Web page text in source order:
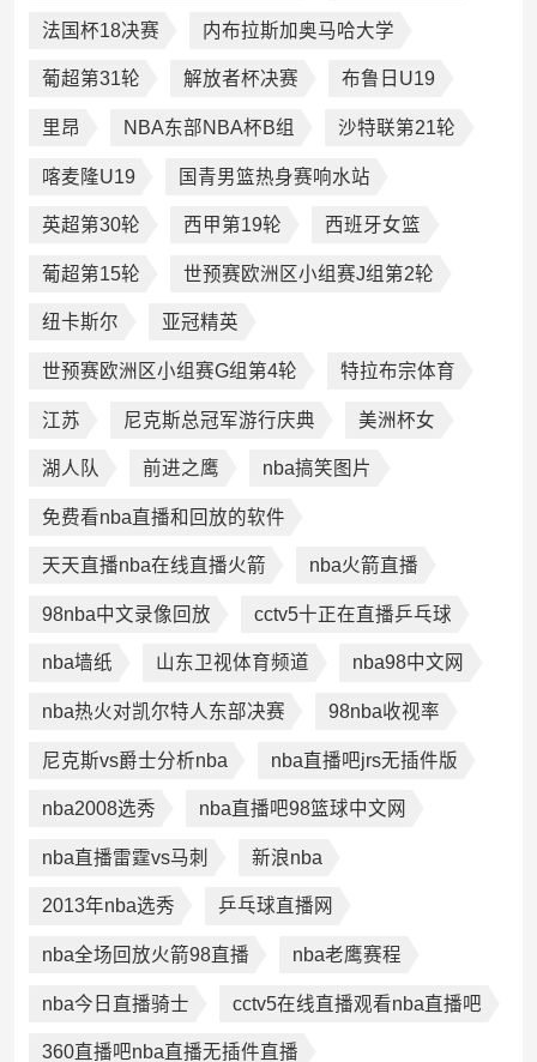
法国杯18决赛 内布拉斯加奥马哈大学
葡超第31轮 解放者杯决赛 布鲁日U19
里昂 NBA东部NBA杯B组 沙特联第21轮
喀麦隆U19 国青男篮热身赛响水站
英超第30轮 西甲第19轮 西班牙女篮
葡超第15轮 世预赛欧洲区小组赛J组第2轮
纽卡斯尔 亚冠精英
世预赛欧洲区小组赛G组第4轮 特拉布宗体育
江苏 尼克斯总冠军游行庆典 美洲杯女
湖人队 前进之鹰 nba搞笑图片
免费看nba直播和回放的软件
天天直播nba在线直播火箭 nba火箭直播
98nba中文录像回放 cctv5十正在直播乒乓球
nba墙纸 山东卫视体育频道 nba98中文网
nba热火对凯尔特人东部决赛 98nba收视率
尼克斯vs爵士分析nba nba直播吧jrs无插件版
nba2008选秀 nba直播吧98篮球中文网
nba直播雷霆vs马刺 新浪nba
2013年nba选秀 乒乓球直播网
nba全场回放火箭98直播 nba老鹰赛程
nba今日直播骑士 cctv5在线直播观看nba直播吧
360直播吧nba直播无插件直播